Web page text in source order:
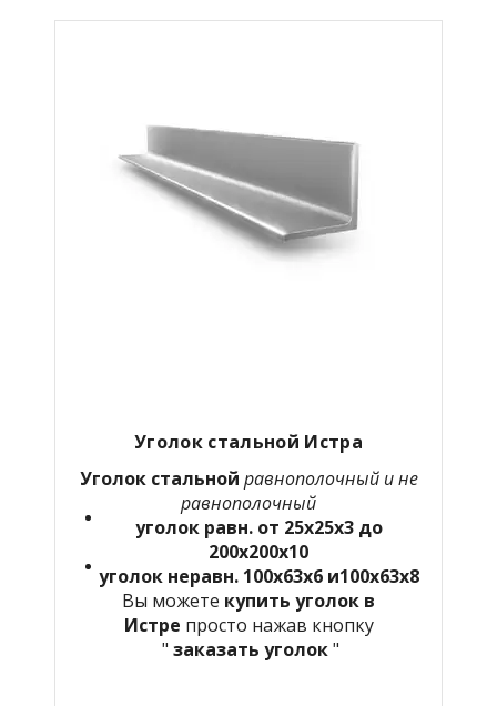
Уголок стальной Истра
Уголок стальной равнополочный и не
равнополочный
уголок равн. от 25х25х3 до
200х200х10
уголок неравн. 100х63х6 и100х63х8
Вы можете купить уголок в
Истре просто нажав кнопку
" заказать уголок"